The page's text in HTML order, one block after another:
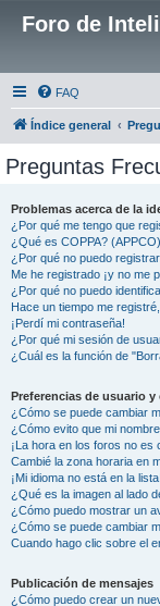
Foro de
FAQ
Índice general
Preguntas
Problemas acerca de la
¿Por qué me tengo que
¿Qué es COPPA? (APPCO)
¿Por qué no puedo
Me he registrado ¡y no me
¿Por qué no puedo
Hace un tiempo me
¡Perdí mi contraseña!
¿Por qué mi sesión de
¿Cuál es la función de
Preferencias de usuario
¿Cómo se puede cambiar
¿Cómo evito que mi
¡La hora en los foros no es
Cambié la zona horaria en
¡Mi idioma no está en la lista!
¿Qué es la imagen al lado
¿Cómo puedo mostrar un
¿Cómo se puede cambiar
Cuando hago clic sobre el
Publicación de mensajes
¿Cómo puedo crear un